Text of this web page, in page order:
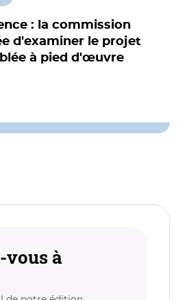
: la commission
d'examiner le projet
à pied d'œuvre
vous à